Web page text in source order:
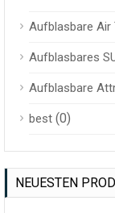
Aufblasbare Air
Aufblasbares
Aufblasbare
best (0)
NEUESTEN